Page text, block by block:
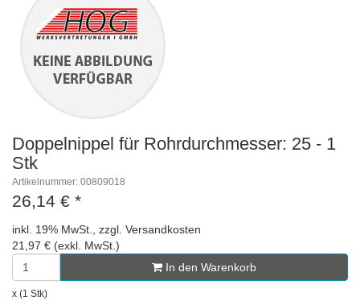
Doppelnippel für Rohrdurchmesser: 25 - 1
Stk
Artikelnummer: 00809018
26,14 € *
inkl. 19% MwSt., zzgl. Versandkosten
21,97 € (exkl. MwSt.)
In den Warenkorb
x (1 Stk)